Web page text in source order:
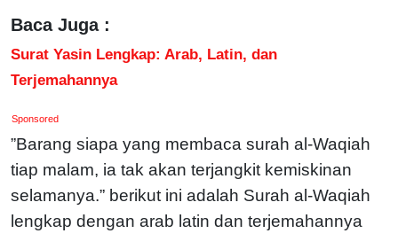
Baca Juga :
Surat Yasin Lengkap: Arab, Latin, dan
Terjemahannya
Sponsored
”Barang siapa yang membaca surah al-Waqiah
tiap malam, ia tak akan terjangkit kemiskinan
selamanya.” berikut ini adalah Surah al-Waqiah
lengkap dengan arab latin dan terjemahannya